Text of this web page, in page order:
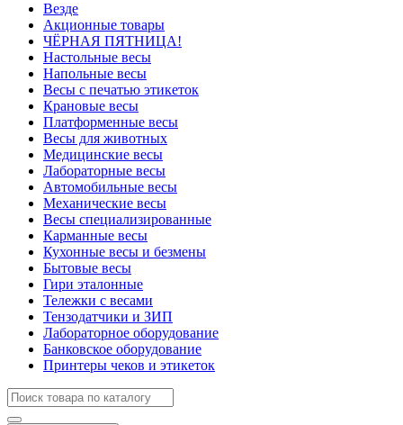
Везде
Акционные товары
ЧЁРНАЯ ПЯТНИЦА!
Настольные весы
Напольные весы
Весы с печатью этикеток
Крановые весы
Платформенные весы
Весы для животных
Медицинские весы
Лабораторные весы
Автомобильные весы
Механические весы
Весы специализированные
Карманные весы
Кухонные весы и безмены
Бытовые весы
Гири эталонные
Тележки с весами
Тензодатчики и ЗИП
Лабораторное оборудование
Банковское оборудование
Принтеры чеков и этикеток